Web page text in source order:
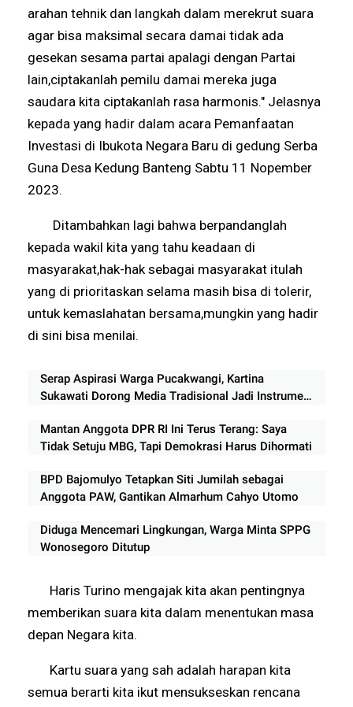
arahan tehnik dan langkah dalam merekrut suara
agar bisa maksimal secara damai tidak ada
gesekan sesama partai apalagi dengan Partai
lain,ciptakanlah pemilu damai mereka juga
saudara kita ciptakanlah rasa harmonis." Jelasnya
kepada yang hadir dalam acara Pemanfaatan
Investasi di Ibukota Negara Baru di gedung Serba
Guna Desa Kedung Banteng Sabtu 11 Nopember
2023.
Ditambahkan lagi bahwa berpandanglah
kepada wakil kita yang tahu keadaan di
masyarakat,hak-hak sebagai masyarakat itulah
yang di prioritaskan selama masih bisa di tolerir,
untuk kemaslahatan bersama,mungkin yang hadir
di sini bisa menilai.
Serap Aspirasi Warga Pucakwangi, Kartina
Sukawati Dorong Media Tradisional Jadi Instrumen
Mantan Anggota DPR RI Ini Terus Terang: Saya
Tidak Setuju MBG, Tapi Demokrasi Harus Dihormati
BPD Bajomulyo Tetapkan Siti Jumilah sebagai
Anggota PAW, Gantikan Almarhum Cahyo Utomo
Diduga Mencemari Lingkungan, Warga Minta SPPG
Wonosegoro Ditutup
Haris Turino mengajak kita akan pentingnya
memberikan suara kita dalam menentukan masa
depan Negara kita.
Kartu suara yang sah adalah harapan kita
semua berarti kita ikut mensukseskan rencana